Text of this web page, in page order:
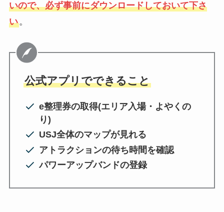
いので、必ず事前にダウンロードしておいて下さ
い。
公式アプリでできること
e整理券の取得(エリア入場・よやくの
り)
USJ全体のマップが見れる
アトラクションの待ち時間を確認
パワーアップバンドの登録